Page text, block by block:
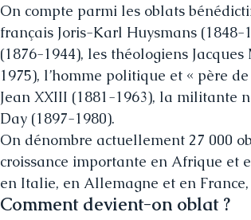
On compte parmi les oblats
français Joris-Karl Huysmans (1848-
(1876-1944), les théologiens
1975), l’homme politique et « père
Jean XXIII (1881-1963), la militante
Day (1897-1980).
On dénombre actuellement 27 000
croissance importante en Afrique et
en Italie, en Allemagne et en
Comment devient-on oblat ?